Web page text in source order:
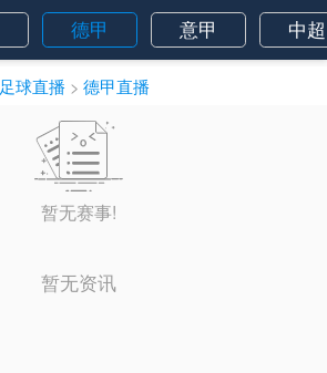
德甲 意甲 中超
足球直播 > 德甲直播
暂无赛事!
暂无资讯